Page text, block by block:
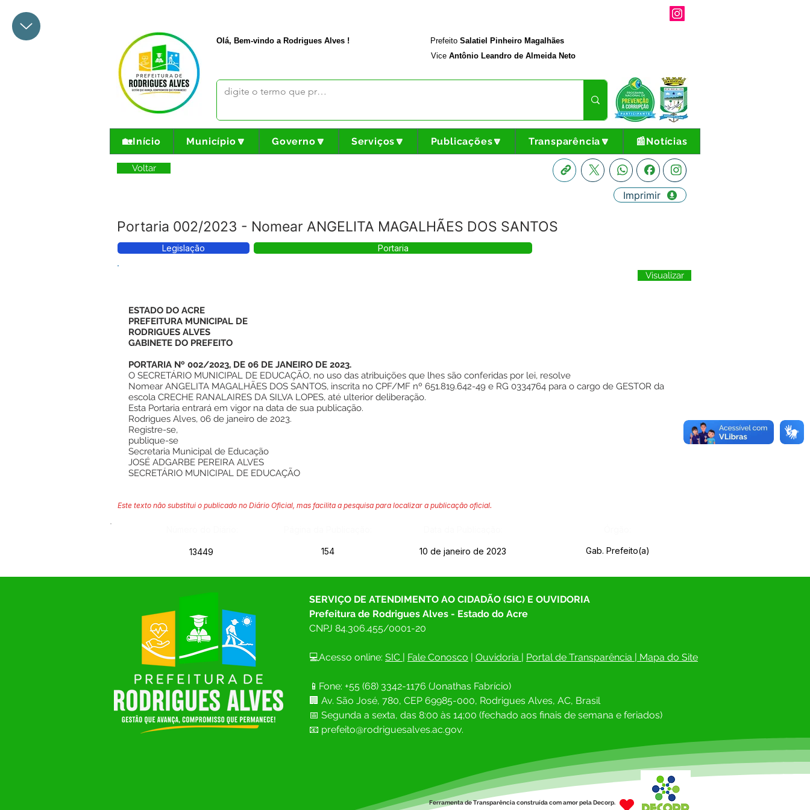
Olá, Bem-vindo a Rodrigues Alves ! Prefeito Salatiel Pinheiro Magalhães
Vice Antônio Leandro de Almeida Neto
🏡Início Município🔽 Governo🔽 Serviços🔽 Publicações🔽 Transparência🔽 📰Notícias
Voltar
Portaria 002/2023 - Nomear ANGELITA MAGALHÃES DOS SANTOS
Imprimir
Legislação Portaria
Visualizar
ESTADO DO ACRE
PREFEITURA MUNICIPAL DE
RODRIGUES ALVES
GABINETE DO PREFEITO
PORTARIA Nº 002/2023, DE 06 DE JANEIRO DE 2023.
O SECRETÁRIO MUNICIPAL DE EDUCAÇÃO, no uso das atribuições que lhes são conferidas por lei, resolve
Nomear ANGELITA MAGALHÃES DOS SANTOS, inscrita no CPF/MF nº 651.819.642-49 e RG 0334764 para o cargo de GESTOR da
escola CRECHE RANALAIRES DA SILVA LOPES, até ulterior deliberação.
Esta Portaria entrará em vigor na data de sua publicação.
Rodrigues Alves, 06 de janeiro de 2023.
Registre-se,
publique-se
Secretaria Municipal de Educação
JOSÉ ADGARBE PEREIRA ALVES
SECRETÁRIO MUNICIPAL DE EDUCAÇÃO
Este texto não substitui o publicado no Diário Oficial, mas facilita a pesquisa para localizar a publicação oficial.
13449 154 10 de janeiro de 2023 Gab. Prefeito(a)
SERVIÇO DE ATENDIMENTO AO CIDADÃO (SIC) E OUVIDORIA
Prefeitura de Rodrigues Alves - Estado do Acre
CNPJ 84.306.455/0001-20
💻Acesso online: SIC | Fale Conosco | Ouvidoria | Portal de Transparência | Mapa do Site
📱Fone: +55 (68) 3342-1176 (Jonathas Fabrício)
🏢 Av. São José, 780, CEP 69985-000, Rodrigues Alves, AC, Brasil
📅 Segunda a sexta, das 8:00 às 14;00 (fechado aos finais de semana e feriados)
📧 prefeito@rodriguesalves.ac.gov.
Ferramenta de Transparência construída com amor pela Decorp.